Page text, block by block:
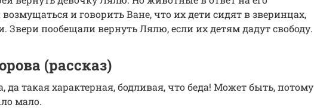
возмущаться и говорить Ване, что их дети сидят в зверинцах,
Звери пообещали вернуть Лялю, если их детям дадут свободу.
(рассказ)
да такая характерная, бодливая, что беда! Может быть, потому
мало.